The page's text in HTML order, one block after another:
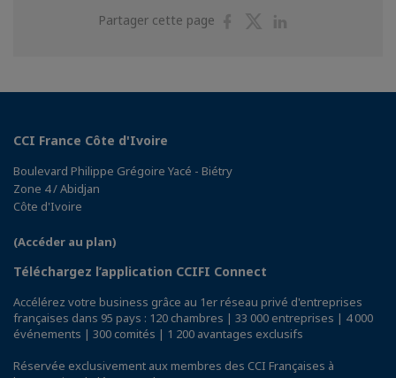
Partager cette page
PartagerPartager
CCI France Côte d'Ivoire
Boulevard Philippe Grégoire Yacé - Biétry
Zone 4 / Abidjan
Côte d'Ivoire
(Accéder au plan)
Téléchargez l’application CCIFI Connect
Accélérez votre business grâce au 1er réseau privé d'entreprises
françaises dans 95 pays : 120 chambres | 33 000 entreprises | 4 000
événements | 300 comités | 1 200 avantages exclusifs
Réservée exclusivement aux membres des CCI Françaises à